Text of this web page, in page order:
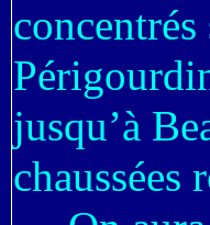
jusqu’à
chaussées